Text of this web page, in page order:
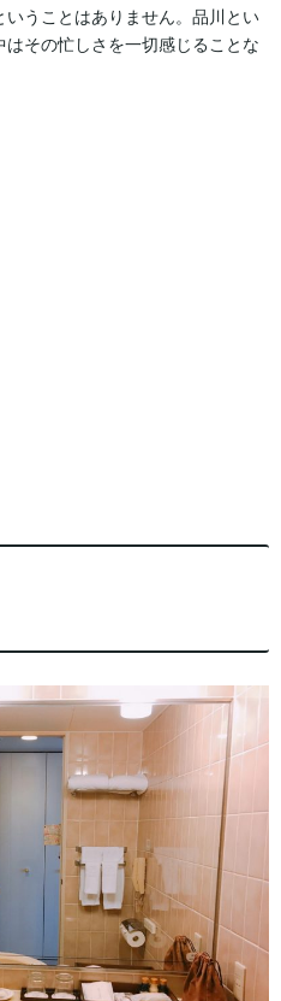
うことはありません。品川とい
その忙しさを一切感じることな